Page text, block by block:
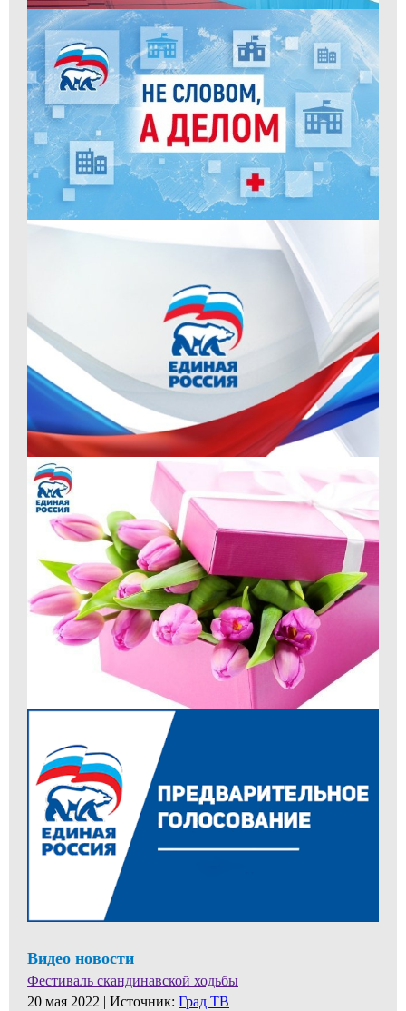
Видео новости
Фестиваль скандинавской ходьбы
20 мая 2022 | Источник: Град ТВ